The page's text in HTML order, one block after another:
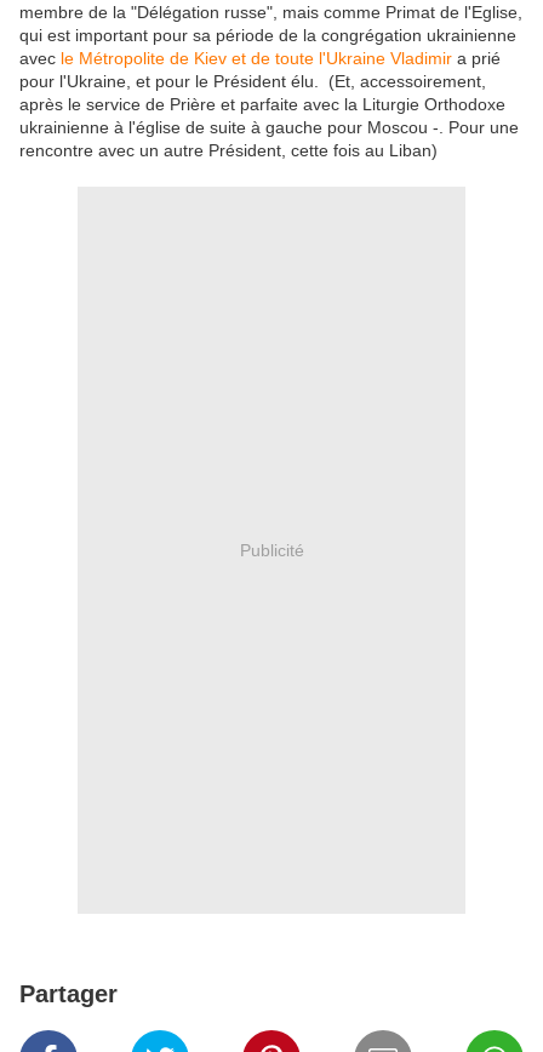
membre de la "Délégation russe", mais comme Primat de l'Eglise,
qui est important pour sa période de la congrégation ukrainienne
avec le Métropolite de Kiev et de toute l'Ukraine Vladimir a prié
pour l'Ukraine, et pour le Président élu.
(Et, accessoirement,
après le service de Prière et parfaite avec la Liturgie Orthodoxe
ukrainienne à l'église de suite à gauche pour Moscou -. Pour une
rencontre avec un autre Président, cette fois au Liban)
Publicité
Partager